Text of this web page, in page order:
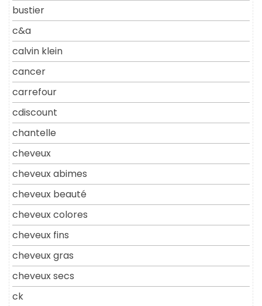
bustier
c&a
calvin klein
cancer
carrefour
cdiscount
chantelle
cheveux
cheveux abimes
cheveux beauté
cheveux colores
cheveux fins
cheveux gras
cheveux secs
ck